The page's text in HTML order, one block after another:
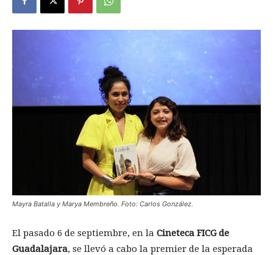
Mayra Batalla y Marya Membreño. Foto: Carlos González.
El pasado 6 de septiembre, en la Cineteca FICG de
Guadalajara, se llevó a cabo la premier de la esperada